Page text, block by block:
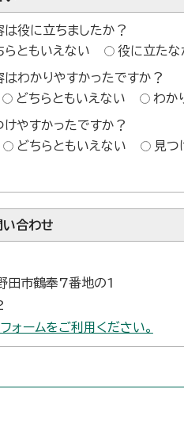
は役に立ちましたか？
らともいえない 役に立たな
はわかりやすかったですか？
どちらともいえない わか
けやすかったですか？
どちらともいえない 見つ
い合わせ
市鶴奉7番地の1
ォームをご利用ください。